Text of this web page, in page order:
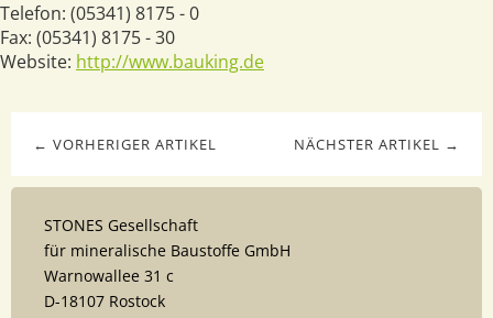
Telefon: (05341) 8175 - 0
Fax: (05341) 8175 - 30
Website: http://www.bauking.de
NÄCHSTER ARTIKEL →
← VORHERIGER ARTIKEL
STONES Gesellschaft
für mineralische Baustoffe GmbH
Warnowallee 31 c
D-18107 Rostock